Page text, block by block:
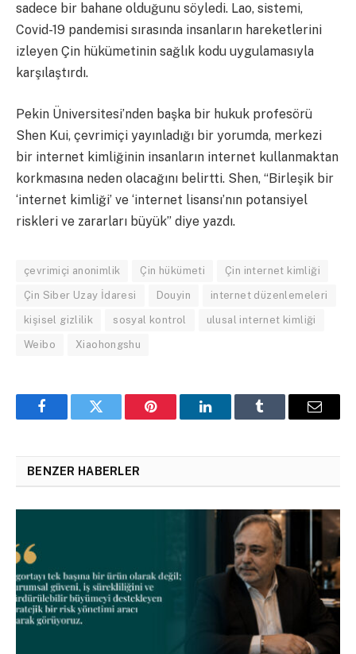
sadece bir bahane olduğunu söyledi. Lao, sistemi,
Covid-19 pandemisi sırasında insanların hareketlerini
izleyen Çin hükümetinin sağlık kodu uygulamasıyla
karşılaştırdı.
Pekin Üniversitesi’nden başka bir hukuk profesörü
Shen Kui, çevrimiçi yayınladığı bir yorumda, merkezi
bir internet kimliğinin insanların internet kullanmaktan
korkmasına neden olacağını belirtti. Shen, “Birleşik bir
‘internet kimliği’ ve ‘internet lisansı’nın potansiyel
riskleri ve zararları büyük” diye yazdı.
çevrimiçi anonimlik Çin hükümeti Çin internet kimliği
Çin Siber Uzay İdaresi Douyin internet düzenlemeleri
kişisel gizlilik sosyal kontrol ulusal internet kimliği
Weibo Xiaohongshu
FacebookTwitter Pinterest LinkedInTumblr Email
BENZER HABERLER